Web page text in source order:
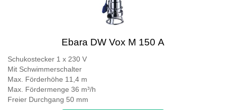
Ebara DW Vox M 150 A
Schukostecker 1 x 230 V
Mit Schwimmerschalter
Max. Förderhöhe 11,4 m
Max. Fördermenge 36 m³/h
Freier Durchgang 50 mm